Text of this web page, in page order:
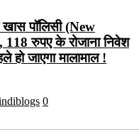
पॉलिसी (New
रुपए के रोजाना निवेश
जाएगा मालामाल !
0